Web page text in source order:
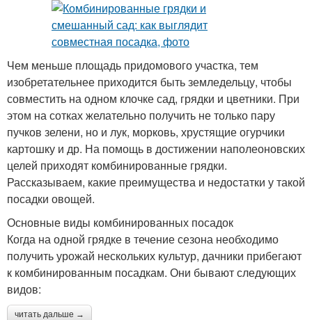
Чем меньше площадь придомового участка, тем
изобретательнее приходится быть земледельцу, чтобы
совместить на одном клочке сад, грядки и цветники. При
этом на сотках желательно получить не только пару
пучков зелени, но и лук, морковь, хрустящие огурчики
картошку и др. На помощь в достижении наполеоновских
целей приходят комбинированные грядки.
Рассказываем, какие преимущества и недостатки у такой
посадки овощей.
Основные виды комбинированных посадок
Когда на одной грядке в течение сезона необходимо
получить урожай нескольких культур, дачники прибегают
к комбинированным посадкам. Они бывают следующих
видов:
читать дальше →